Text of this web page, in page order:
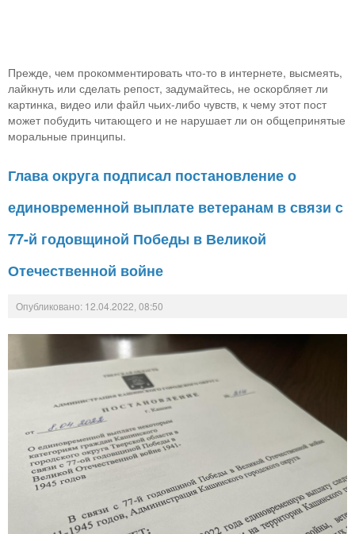
Прежде, чем прокомментировать что-то в интернете, высмеять,
лайкнуть или сделать репост, задумайтесь, не оскорбляет ли
картинка, видео или файл чьих-либо чувств, к чему этот пост
может побудить читающего и не нарушает ли он общепринятые
моральные принципы.
Глава округа подписал постановление о
единовременной выплате ветеранам в связи с
77-й годовщиной Победы в Великой
Отечественной войне
Опубликовано: 12.04.2022, 08:50